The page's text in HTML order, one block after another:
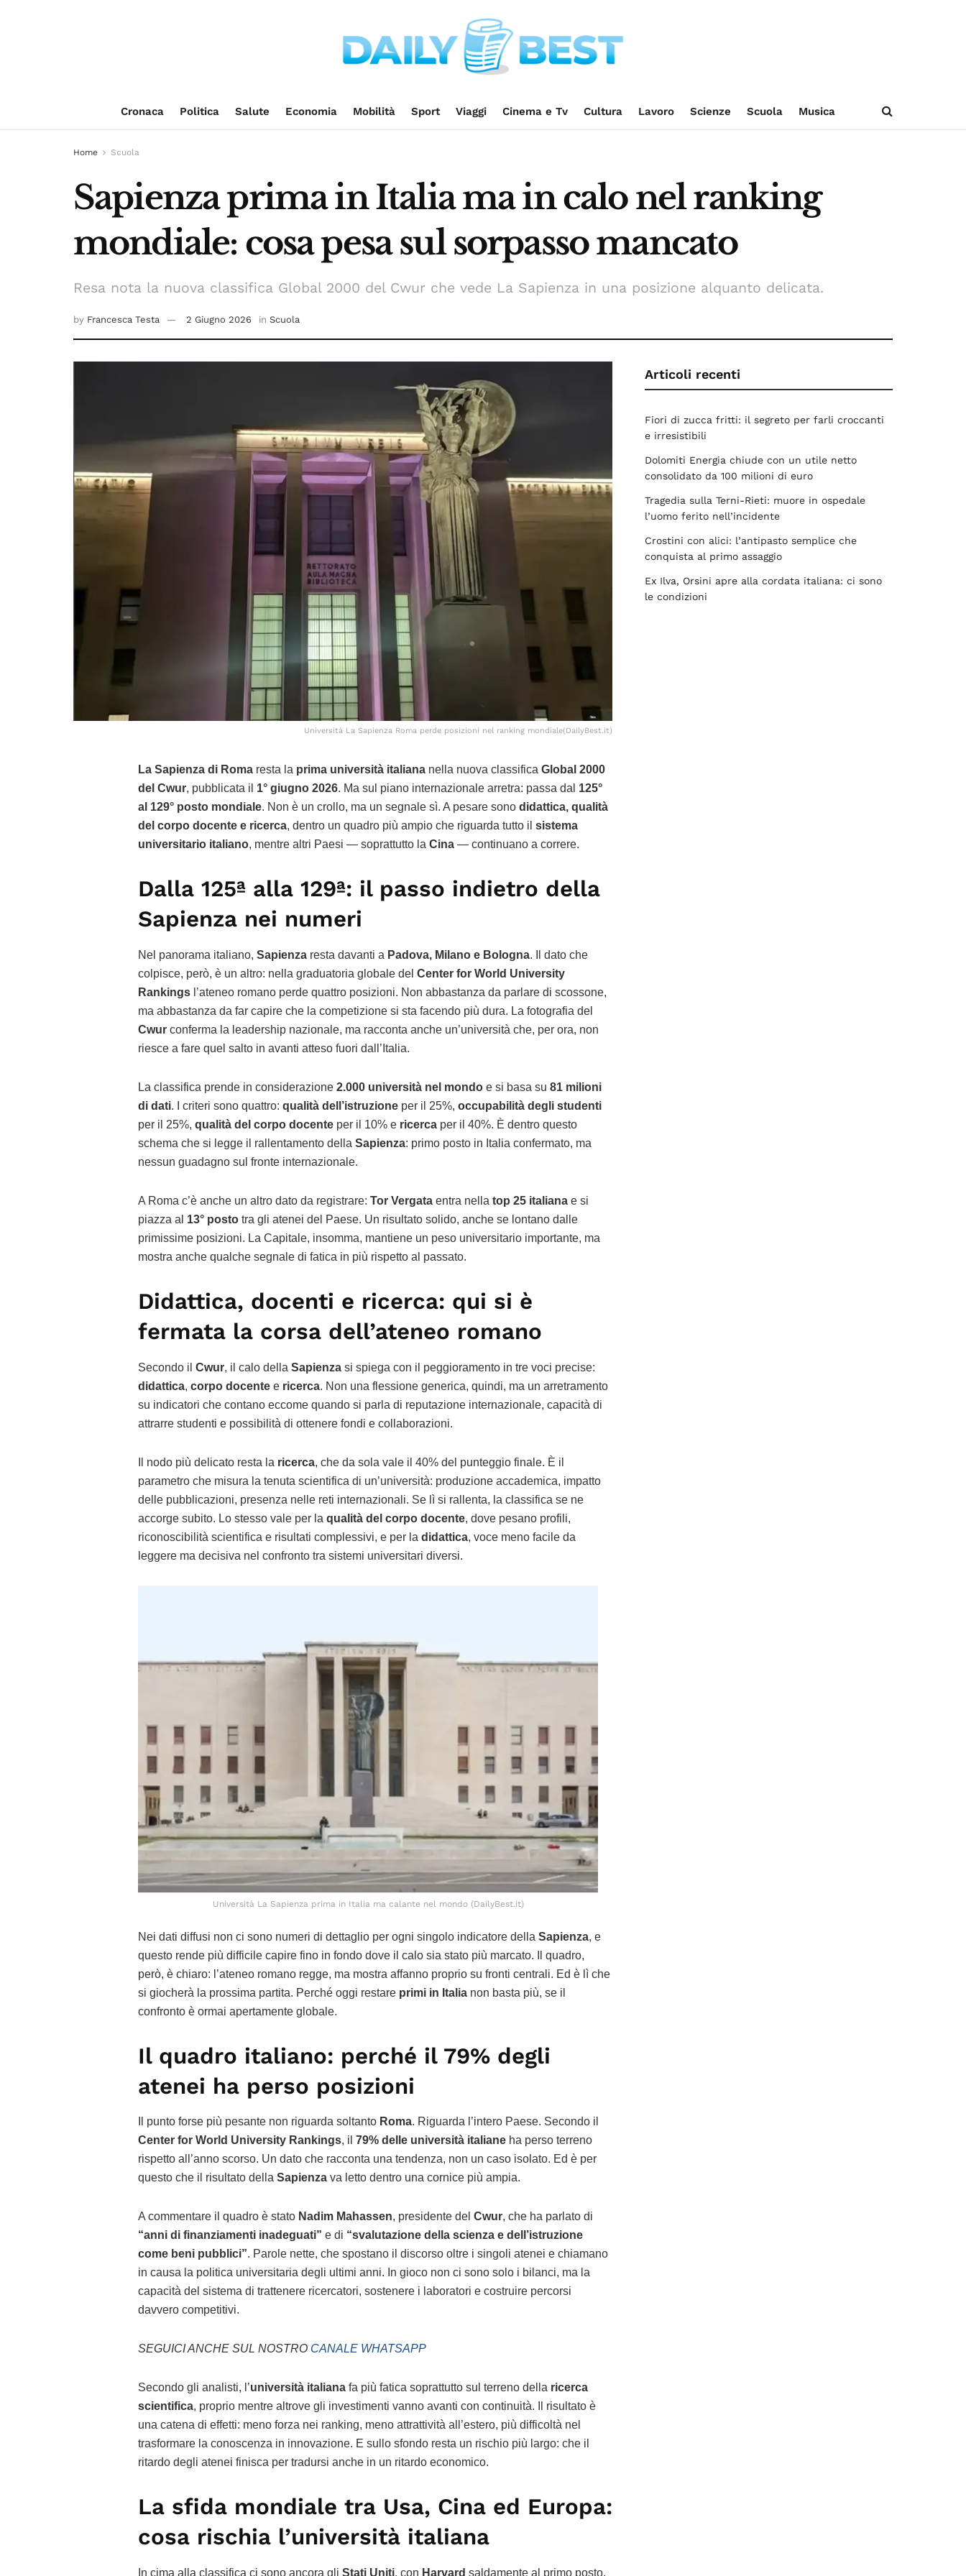
Cronaca Politica Salute Economia Mobilità Sport Viaggi Cinema e Tv Cultura Lavoro Scienze Scuola Musica
Home Scuola
Sapienza prima in Italia ma in calo nel ranking
mondiale: cosa pesa sul sorpasso mancato
Resa nota la nuova classifica Global 2000 del Cwur che vede La Sapienza in una posizione alquanto delicata.
by Francesca Testa 2 Giugno 2026 in Scuola
Università La Sapienza Roma perde posizioni nel ranking mondiale(DailyBest.it)
La Sapienza di Roma resta la prima università italiana nella nuova classifica Global 2000
del Cwur, pubblicata il 1° giugno 2026. Ma sul piano internazionale arretra: passa dal 125°
al 129° posto mondiale. Non è un crollo, ma un segnale sì. A pesare sono didattica, qualità
del corpo docente e ricerca, dentro un quadro più ampio che riguarda tutto il sistema
universitario italiano, mentre altri Paesi — soprattutto la Cina — continuano a correre.
Dalla 125ª alla 129ª: il passo indietro della
Sapienza nei numeri
Nel panorama italiano, Sapienza resta davanti a Padova, Milano e Bologna. Il dato che
colpisce, però, è un altro: nella graduatoria globale del Center for World University
Rankings l’ateneo romano perde quattro posizioni. Non abbastanza da parlare di scossone,
ma abbastanza da far capire che la competizione si sta facendo più dura. La fotografia del
Cwur conferma la leadership nazionale, ma racconta anche un’università che, per ora, non
riesce a fare quel salto in avanti atteso fuori dall’Italia.
La classifica prende in considerazione 2.000 università nel mondo e si basa su 81 milioni
di dati. I criteri sono quattro: qualità dell’istruzione per il 25%, occupabilità degli studenti
per il 25%, qualità del corpo docente per il 10% e ricerca per il 40%. È dentro questo
schema che si legge il rallentamento della Sapienza: primo posto in Italia confermato, ma
nessun guadagno sul fronte internazionale.
A Roma c’è anche un altro dato da registrare: Tor Vergata entra nella top 25 italiana e si
piazza al 13° posto tra gli atenei del Paese. Un risultato solido, anche se lontano dalle
primissime posizioni. La Capitale, insomma, mantiene un peso universitario importante, ma
mostra anche qualche segnale di fatica in più rispetto al passato.
Didattica, docenti e ricerca: qui si è
fermata la corsa dell’ateneo romano
Secondo il Cwur, il calo della Sapienza si spiega con il peggioramento in tre voci precise:
didattica, corpo docente e ricerca. Non una flessione generica, quindi, ma un arretramento
su indicatori che contano eccome quando si parla di reputazione internazionale, capacità di
attrarre studenti e possibilità di ottenere fondi e collaborazioni.
Il nodo più delicato resta la ricerca, che da sola vale il 40% del punteggio finale. È il
parametro che misura la tenuta scientifica di un’università: produzione accademica, impatto
delle pubblicazioni, presenza nelle reti internazionali. Se lì si rallenta, la classifica se ne
accorge subito. Lo stesso vale per la qualità del corpo docente, dove pesano profili,
riconoscibilità scientifica e risultati complessivi, e per la didattica, voce meno facile da
leggere ma decisiva nel confronto tra sistemi universitari diversi.
Università La Sapienza prima in Italia ma calante nel mondo (DailyBest.it)
Nei dati diffusi non ci sono numeri di dettaglio per ogni singolo indicatore della Sapienza, e
questo rende più difficile capire fino in fondo dove il calo sia stato più marcato. Il quadro,
però, è chiaro: l’ateneo romano regge, ma mostra affanno proprio su fronti centrali. Ed è lì che
si giocherà la prossima partita. Perché oggi restare primi in Italia non basta più, se il
confronto è ormai apertamente globale.
Il quadro italiano: perché il 79% degli
atenei ha perso posizioni
Il punto forse più pesante non riguarda soltanto Roma. Riguarda l’intero Paese. Secondo il
Center for World University Rankings, il 79% delle università italiane ha perso terreno
rispetto all’anno scorso. Un dato che racconta una tendenza, non un caso isolato. Ed è per
questo che il risultato della Sapienza va letto dentro una cornice più ampia.
A commentare il quadro è stato Nadim Mahassen, presidente del Cwur, che ha parlato di
“anni di finanziamenti inadeguati” e di “svalutazione della scienza e dell’istruzione
come beni pubblici”. Parole nette, che spostano il discorso oltre i singoli atenei e chiamano
in causa la politica universitaria degli ultimi anni. In gioco non ci sono solo i bilanci, ma la
capacità del sistema di trattenere ricercatori, sostenere i laboratori e costruire percorsi
davvero competitivi.
SEGUICI ANCHE SUL NOSTRO CANALE WHATSAPP
Secondo gli analisti, l’università italiana fa più fatica soprattutto sul terreno della ricerca
scientifica, proprio mentre altrove gli investimenti vanno avanti con continuità. Il risultato è
una catena di effetti: meno forza nei ranking, meno attrattività all’estero, più difficoltà nel
trasformare la conoscenza in innovazione. E sullo sfondo resta un rischio più largo: che il
ritardo degli atenei finisca per tradursi anche in un ritardo economico.
La sfida mondiale tra Usa, Cina ed Europa:
cosa rischia l’università italiana
In cima alla classifica ci sono ancora gli Stati Uniti, con Harvard saldamente al primo posto.
Articoli recenti
Fiori di zucca fritti: il segreto per farli croccanti
e irresistibili
Dolomiti Energia chiude con un utile netto
consolidato da 100 milioni di euro
Tragedia sulla Terni-Rieti: muore in ospedale
l’uomo ferito nell’incidente
Crostini con alici: l’antipasto semplice che
conquista al primo assaggio
Ex Ilva, Orsini apre alla cordata italiana: ci sono
le condizioni